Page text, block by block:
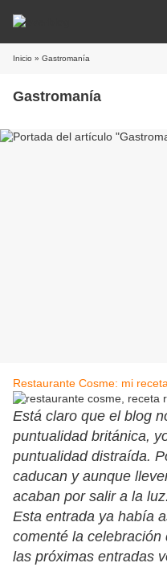
Inicio » Gastromanía
Gastromanía
Restaurante Cosme: mi
Está claro que el blog
puntualidad británica,
puntualidad distraída.
caducan y aunque
acaban por salir a la luz.
Esta entrada ya había
comenté la celebración
las próximas entradas